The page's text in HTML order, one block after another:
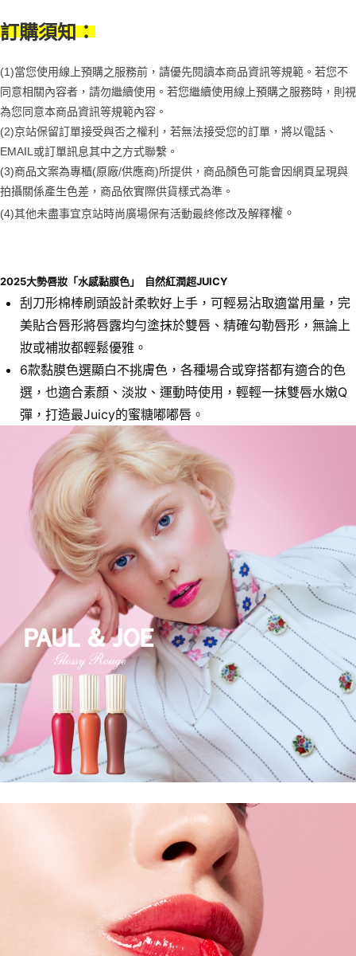
資料（包含姓名、電話或地址）提供予台灣大哥大進項蒐集、處理及利用，
由本公司與您本人進行分期帳單所需資料之確認、核對及更正。
※ 交易是否成功請以「AFTEE先享後付 」之結帳頁面顯示為準，若有關於
是否繳費成功／繳費後需取消欲退款等相關疑問，請聯繫「AFTEE先享後付
【注意事項】
１．透過由恩沛科技股份有限公司提供之「AFTEE先享後付」服務完成之交
易，需依本服務之必要範圍內提供個人資料，並將交易相關給付款項請求債
２．關於個人資料處理事宜，請瀏覽以下網址：
https://aftee.tw/terms/#terms3
３．未成年的使用者請事先徵得法定代理人或監護人之同意方可使用
「AFTEE先享後付」，若未經同意申辦者引起之損失，本公司不負相關責
任。
４．使用「AFTEE先享後付」時，將依據個別帳號之用戶狀況，依本公司即
時審查核予不同之上限額度；若仍有額度不足之情形，本公司將視審查結果
京站台北店客服中心(1F星巴克旁) 即日起不提供京站紙袋，取件時
請自備購物袋，若需購買紙袋可現場詢問
免運費
訂購須知：
(1)當您使用線上預購之服務前，請優先閱讀本商品資訊等規範。若您不
同意相關內容者，請勿繼續使用。若您繼續使用線上預購之服務時，則視
為您同意本商品資訊等規範內容。
(2)京站保留訂單接受與否之權利，若無法接受您的訂單，將以電話、
EMAIL或訂單訊息其中之方式聯繫。
(3)商品文案為專櫃(原廠/供應商)所提供，商品顏色可能會因網頁呈現與
拍攝關係產生色差，商品依實際供貨樣式為準。
(4)其他未盡事宜京站時尚廣場保有活動最終修改及解釋權。
2025大勢唇妝「水感黏膜色」 自然紅潤超JUICY
刮刀形棉棒刷頭設計柔軟好上手，可輕易沾取適當用量，完
美貼合唇形將唇露均勻塗抹於雙唇、精確勾勒唇形，無論上
妝或補妝都輕鬆優雅。
6款黏膜色選顯白不挑膚色，各種場合或穿搭都有適合的色
選，也適合素顏、淡妝、運動時使用，輕輕一抹雙唇水嫩Q
彈，打造最Juicy的蜜糖嘟嘟唇。